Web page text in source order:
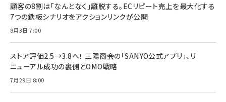
顧客の8割は「なんとなく」離脱する。ECリピート売上を最大化する
7つの鉄板シナリオをアクションリンクが公開
8月3日 7:00
ストア評価2.5→3.8へ！ 三陽商会の「SANYO公式アプリ」、リ
ニューアル成功の裏側とOMO戦略
7月29日 8:00